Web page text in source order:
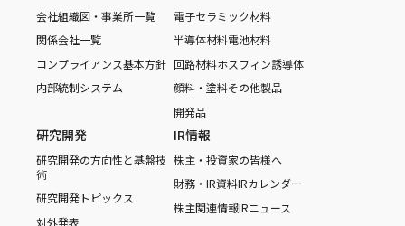
会社組織図・事業所一覧
関係会社一覧
コンプライアンス基本方針
内部統制システム
電子セラミック材料
半導体材料電池材料
回路材料ホスフィン誘導体
顔料・塗料その他製品
開発品
研究開発
研究開発の方向性と基盤技
術
研究開発トピックス
対外発表
IR情報
株主・投資家の皆様へ
財務・IR資料IRカレンダー
株主関連情報IRニュース